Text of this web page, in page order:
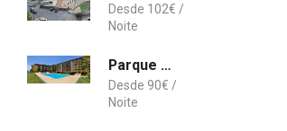
102€
Parque Atlântico
90€